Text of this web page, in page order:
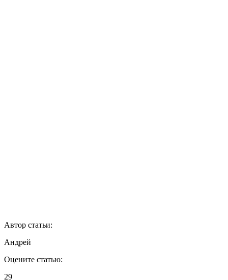
Автор статьи:
Андрей
Оцените статью:
29